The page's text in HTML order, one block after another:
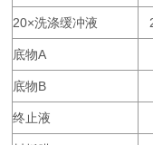
20×洗涤缓冲液
底物A
底物B
终止液